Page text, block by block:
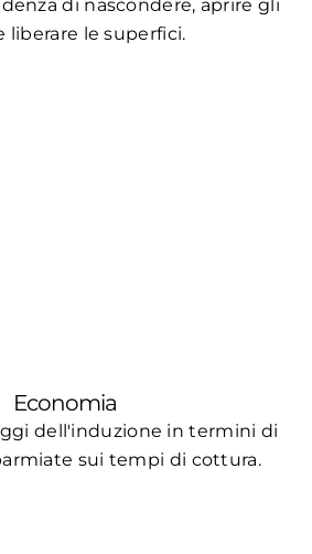
di nascondere, aprire gli
liberare le superfici.
Economia
dell'induzione in termini di
sui tempi di cottura.